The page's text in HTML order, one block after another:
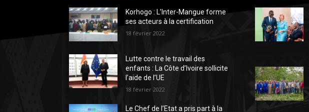
Korhogo : L’Inter-Mangue forme
ses acteurs à la certification
18 février 2022
Lutte contre le travail des
enfants : La Côte d’Ivoire sollicite
l’aide de l’UE
18 février 2022
Le Chef de l’Etat a pris part à la